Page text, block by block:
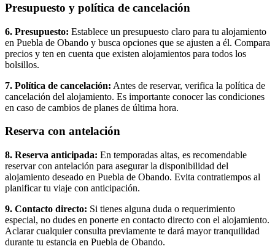
Presupuesto y política de cancelación
6. Presupuesto: Establece un presupuesto claro para tu alojamiento
en Puebla de Obando y busca opciones que se ajusten a él. Compara
precios y ten en cuenta que existen alojamientos para todos los
bolsillos.
7. Política de cancelación: Antes de reservar, verifica la política de
cancelación del alojamiento. Es importante conocer las condiciones
en caso de cambios de planes de última hora.
Reserva con antelación
8. Reserva anticipada: En temporadas altas, es recomendable
reservar con antelación para asegurar la disponibilidad del
alojamiento deseado en Puebla de Obando. Evita contratiempos al
planificar tu viaje con anticipación.
9. Contacto directo: Si tienes alguna duda o requerimiento
especial, no dudes en ponerte en contacto directo con el alojamiento.
Aclarar cualquier consulta previamente te dará mayor tranquilidad
durante tu estancia en Puebla de Obando.